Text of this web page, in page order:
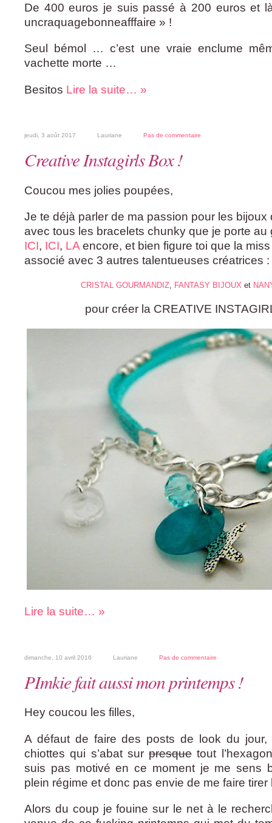
De 400 euros je suis passé à 200 euros et
uncraquagebonneafffaire » !
Seul bémol … c’est une vraie enclume
vachette morte …
Besitos Lire la suite… »
jeudi, 3 août 2017 Lauriane Pas de commentaire
Creative Instagirls Box !
Coucou mes jolies poupées,
Je te déjà parler de ma passion pour les
avec tous les bracelets chunky que je porte au
ICI, ICI, LA encore, et bien figure toi que la miss
associé avec 3 autres talentueuses créatrices :
CRISTAL GOURMANDIZ, FANTASY BIJOUX et
pour créer la CREATIVE
Lire la suite… »
dimanche, 10 avril 2016 Lauriane Pas de commentaire
PImkie fait aussi mon printemps !
Hey coucou les filles,
A défaut de faire des posts de look du
chiottes qui s’abat surpresque tout
suis pas motivé en ce moment je me sens
plein régime et donc pas envie de me faire tirer
Alors du coup je fouine sur le net à le